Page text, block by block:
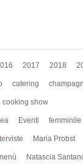
2017 2018
catering
cooking show
Eventi femminile
Maria Probst
Natascia